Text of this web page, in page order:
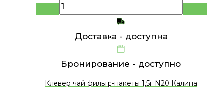
Доставка - доступна
Бронирование - доступно
Клевер чай фильтр-пакеты 1,5г N20 Калина